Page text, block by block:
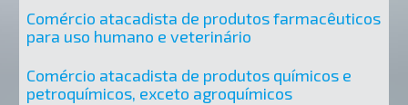
Comércio atacadista de produtos farmacêuticos
para uso humano e veterinário
Comércio atacadista de produtos químicos e
petroquímicos, exceto agroquímicos